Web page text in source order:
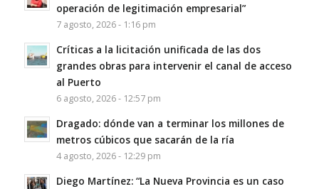
operación de legitimación empresarial”
7 agosto, 2026 - 1:16 pm
Críticas a la licitación unificada de las dos
grandes obras para intervenir el canal de acceso
al Puerto
6 agosto, 2026 - 12:57 pm
Dragado: dónde van a terminar los millones de
metros cúbicos que sacarán de la ría
4 agosto, 2026 - 12:29 pm
Diego Martínez: “La Nueva Provincia es un caso